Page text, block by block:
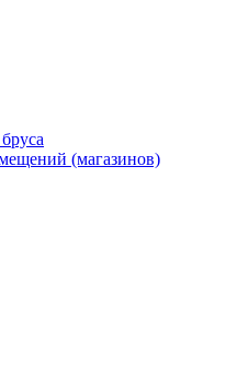
(магазинов)